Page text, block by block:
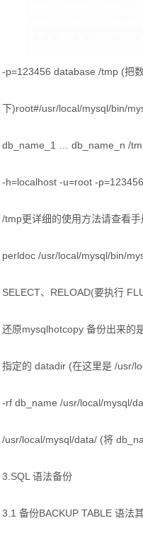
-p=123456 database /tmp (把
下)root#/usr/local/mysql/bin/
db_name_1 … db_name_n /
-h=localhost -u=root -
/tmp更详细的使用方法请查看
perldoc /usr/local/mysql/bin/
SELECT、RELOAD(要执行
还原mysqlhotcopy 备份出来的
指定的 datadir (在这里是 /usr/
-rf db_name /usr/local/mysql/
/usr/local/mysql/data/ (将
3.SQL 语法备份
3.1 备份BACKUP TABLE 语法